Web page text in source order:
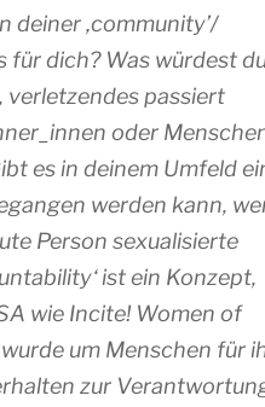
deiner ‚community’/
für dich? Was würdest
verletzendes passiert
oder
es in deinem Umfeld
werden kann,
Person sexualisierte
ist ein Konzept,
wie Incite! Women of
um Menschen für
zur